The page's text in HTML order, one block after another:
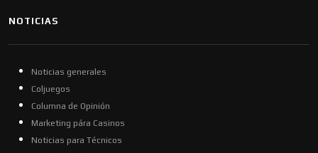
NOTICIAS
Noticias generales
Coljuegos
Columna de Opinión
Marketing pára Casinos
Noticias para Técnicos